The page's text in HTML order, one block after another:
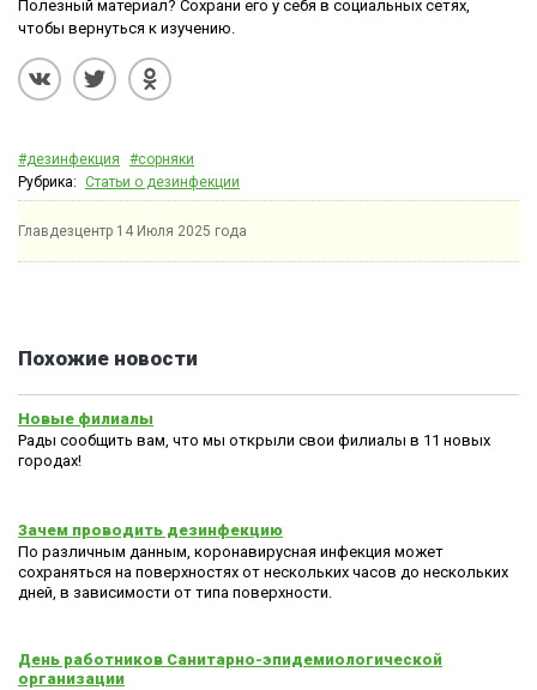
Полезный материал? Сохрани его у себя в социальных сетях,
чтобы вернуться к изучению.
#дезинфекция
#сорняки
Рубрика: Статьи о дезинфекции
Главдезцентр 14 Июля 2025 года
Похожие новости
Новые филиалы
Рады сообщить вам, что мы открыли свои филиалы в 11 новых
городах!
Зачем проводить дезинфекцию
По различным данным, коронавирусная инфекция может
сохраняться на поверхностях от нескольких часов до нескольких
дней, в зависимости от типа поверхности.
День работников Санитарно-эпидемиологической
организации